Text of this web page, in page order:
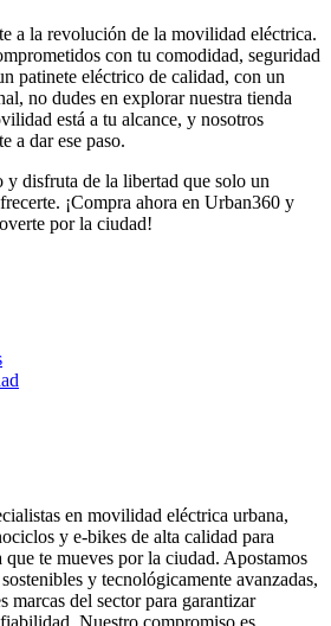
a la revolución de la movilidad eléctrica.
con tu comodidad, seguridad
patinete eléctrico de calidad, con un
no dudes en explorar nuestra tienda
está a tu alcance, y nosotros
a dar ese paso.
disfruta de la libertad que solo un
¡Compra ahora en Urban360 y
por la ciudad!
en movilidad eléctrica urbana,
y e-bikes de alta calidad para
te mueves por la ciudad. Apostamos
y tecnológicamente avanzadas,
marcas del sector para garantizar